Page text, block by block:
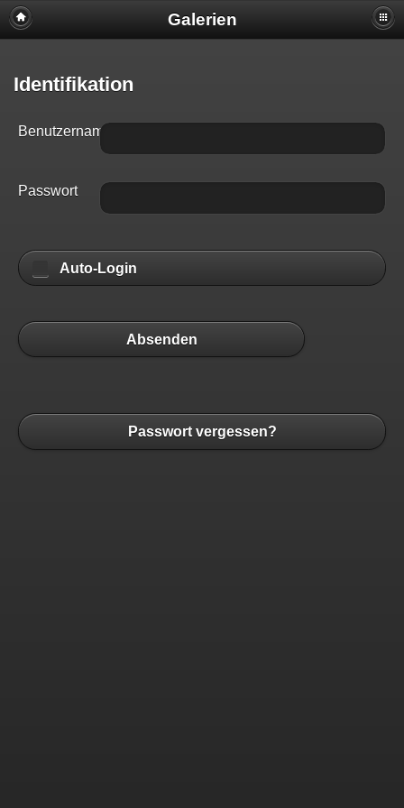
Galerien
Identifikation
Benutzername
Passwort
Auto-Login
Absenden
Passwort vergessen?